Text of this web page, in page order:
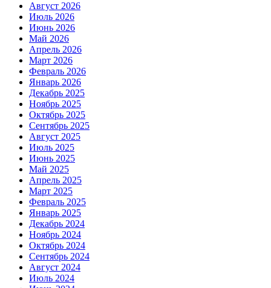
Август 2026
Июль 2026
Июнь 2026
Май 2026
Апрель 2026
Март 2026
Февраль 2026
Январь 2026
Декабрь 2025
Ноябрь 2025
Октябрь 2025
Сентябрь 2025
Август 2025
Июль 2025
Июнь 2025
Май 2025
Апрель 2025
Март 2025
Февраль 2025
Январь 2025
Декабрь 2024
Ноябрь 2024
Октябрь 2024
Сентябрь 2024
Август 2024
Июль 2024